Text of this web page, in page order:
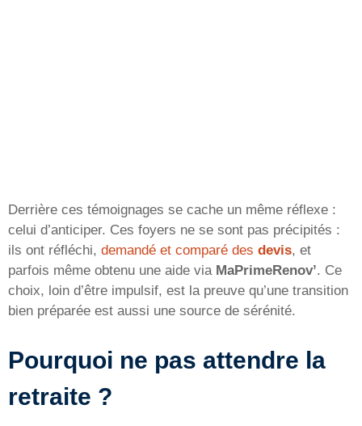
Derrière ces témoignages se cache un même réflexe :
celui d’anticiper. Ces foyers ne se sont pas précipités :
ils ont réfléchi, demandé et comparé des devis, et
parfois même obtenu une aide via MaPrimeRenov’. Ce
choix, loin d’être impulsif, est la preuve qu’une transition
bien préparée est aussi une source de sérénité.
Pourquoi ne pas attendre la
retraite ?